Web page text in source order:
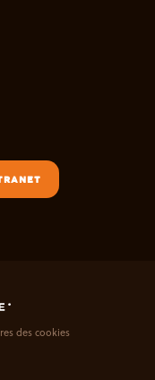
des cookies